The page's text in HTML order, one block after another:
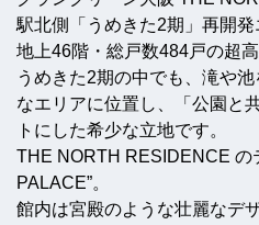
駅北側「うめきた2期」再開発
地上46階・総戸数484戸の超
うめきた2期の中でも、滝や
なエリアに位置し、「公園と
トにした希少な立地です。
THE NORTH RESIDENCE の
PALACE”。
館内は宮殿のような壮麗なデ